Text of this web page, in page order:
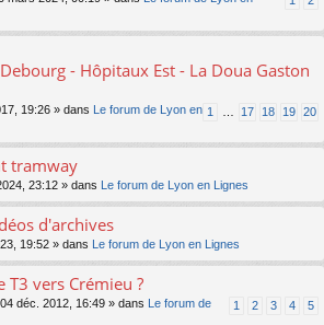
- Hôpitaux Est - La Doua Gaston
1 17 18 19 20
19:26 » dans
Le forum de Lyon en
tramway
23:12 » dans Le forum de Lyon en Lignes
d'archives
19:52 » dans Le forum de Lyon en Lignes
T3 vers Crémieu ?
1 2 3 4 5
déc. 2012, 16:49 » dans
Le forum de